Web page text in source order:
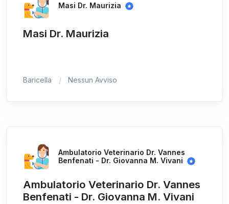
Masi Dr. Maurizia
Masi Dr. Maurizia
Baricella Nessun Avviso
Ambulatorio Veterinario Dr. Vannes
Benfenati - Dr. Giovanna M. Vivani
Ambulatorio Veterinario Dr. Vannes
Benfenati - Dr. Giovanna M. Vivani